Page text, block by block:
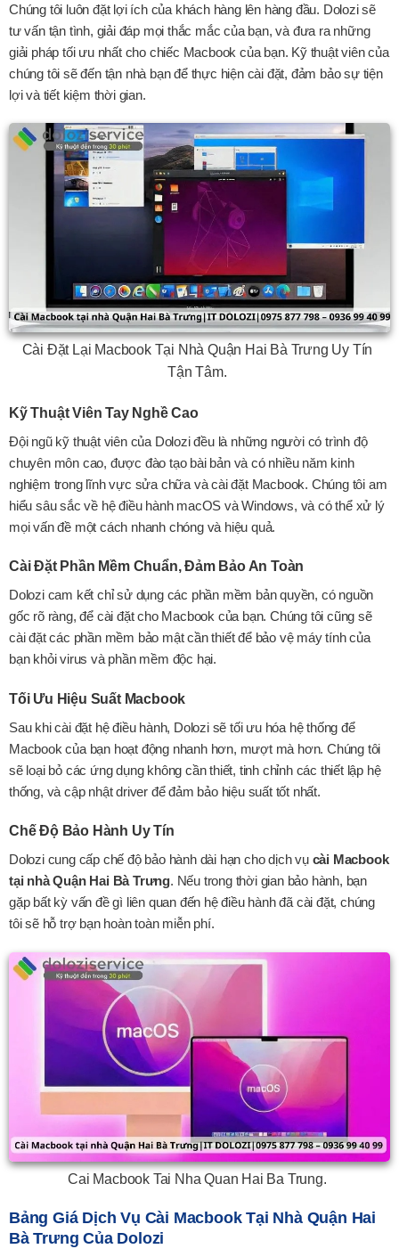
Chúng tôi luôn đặt lợi ích của khách hàng lên hàng đầu. Dolozi sẽ
tư vấn tận tình, giải đáp mọi thắc mắc của bạn, và đưa ra những
giải pháp tối ưu nhất cho chiếc Macbook của bạn. Kỹ thuật viên của
chúng tôi sẽ đến tận nhà bạn để thực hiện cài đặt, đảm bảo sự tiện
lợi và tiết kiệm thời gian.
Cài Đặt Lại Macbook Tại Nhà Quận Hai Bà Trưng Uy Tín
Tận Tâm.
Kỹ Thuật Viên Tay Nghề Cao
Đội ngũ kỹ thuật viên của Dolozi đều là những người có trình độ
chuyên môn cao, được đào tạo bài bản và có nhiều năm kinh
nghiệm trong lĩnh vực sửa chữa và cài đặt Macbook. Chúng tôi am
hiểu sâu sắc về hệ điều hành macOS và Windows, và có thể xử lý
mọi vấn đề một cách nhanh chóng và hiệu quả.
Cài Đặt Phần Mềm Chuẩn, Đảm Bảo An Toàn
Dolozi cam kết chỉ sử dụng các phần mềm bản quyền, có nguồn
gốc rõ ràng, để cài đặt cho Macbook của bạn. Chúng tôi cũng sẽ
cài đặt các phần mềm bảo mật cần thiết để bảo vệ máy tính của
bạn khỏi virus và phần mềm độc hại.
Tối Ưu Hiệu Suất Macbook
Sau khi cài đặt hệ điều hành, Dolozi sẽ tối ưu hóa hệ thống để
Macbook của bạn hoạt động nhanh hơn, mượt mà hơn. Chúng tôi
sẽ loại bỏ các ứng dụng không cần thiết, tinh chỉnh các thiết lập hệ
thống, và cập nhật driver để đảm bảo hiệu suất tốt nhất.
Chế Độ Bảo Hành Uy Tín
Dolozi cung cấp chế độ bảo hành dài hạn cho dịch vụ cài Macbook
tại nhà Quận Hai Bà Trưng. Nếu trong thời gian bảo hành, bạn
gặp bất kỳ vấn đề gì liên quan đến hệ điều hành đã cài đặt, chúng
tôi sẽ hỗ trợ bạn hoàn toàn miễn phí.
Cai Macbook Tai Nha Quan Hai Ba Trung.
Bảng Giá Dịch Vụ Cài Macbook Tại Nhà Quận Hai
Bà Trưng Của Dolozi